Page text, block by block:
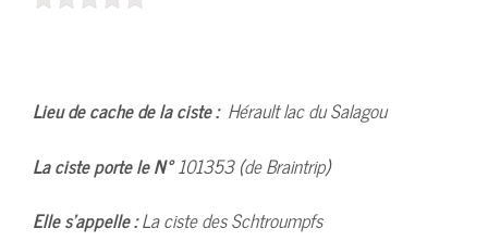
Lieu de cache de la ciste :Hérault lac du Salagou
La ciste porte le N°101353 (de Braintrip)
Elle s’appelle :La ciste des Schtroumpfs